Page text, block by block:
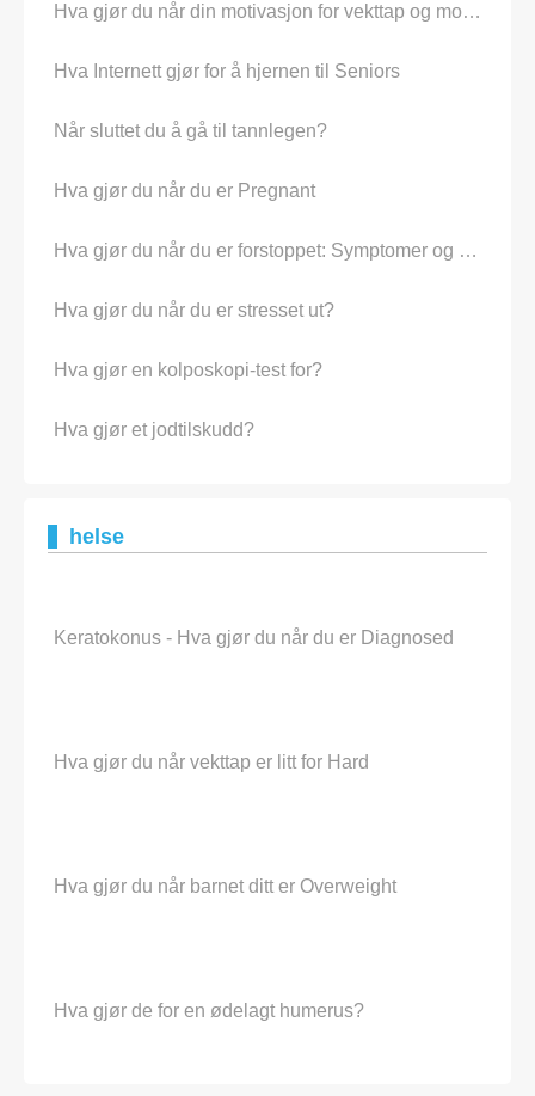
Hva gjør du når din motivasjon for vekttap og mosjon Fades
Hva Internett gjør for å hjernen til Seniors
Når sluttet du å gå til tannlegen?
Hva gjør du når du er Pregnant
Hva gjør du når du er forstoppet: Symptomer og løsninger for å vite About
Hva gjør du når du er stresset ut?
Hva gjør en kolposkopi-test for?
Hva gjør et jodtilskudd?
helse
Keratokonus - Hva gjør du når du er Diagnosed
Hva gjør du når vekttap er litt for Hard
Hva gjør du når barnet ditt er Overweight
Hva gjør de for en ødelagt humerus?